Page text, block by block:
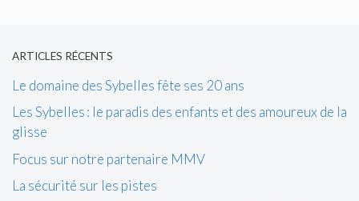
ARTICLES RÉCENTS
Le domaine des Sybelles fête ses 20 ans
Les Sybelles : le paradis des enfants et des amoureux de la
glisse
Focus sur notre partenaire MMV
La sécurité sur les pistes